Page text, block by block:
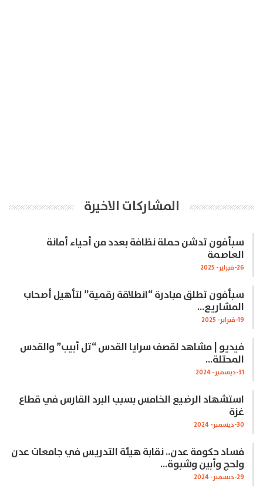
المشاركات الاخيرة
سبأفون تدشن حملة نظافة بعدد من أحياء أمانة
العاصمة
26-فبراير- 2025
سبأفون تطلق مبادرة “انطلاقة رقمية” لتأهيل أصحاب
المشاريع…
19-فبراير- 2025
فيديو | مشاهد لقصف سرايا القدس “تل أبيب” والقدس
المحتلة…
31-ديسمبر- 2024
استشهاد الرضيع الخامس بسبب البرد القارس في قطاع
غزة
30-ديسمبر- 2024
فساد حكومة عدن.. نقابة هيئة التدريس في جامعات عدن
ولحج وأبين وشبوة…
29-ديسمبر- 2024